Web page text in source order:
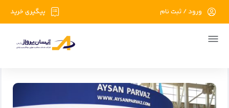
پیگیری خرید ورود / ثبت نام